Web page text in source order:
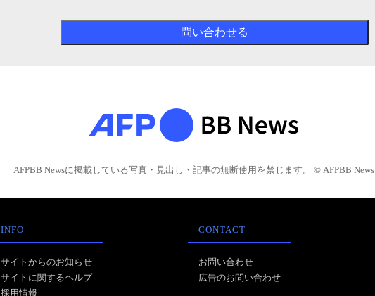
AFPBB Newsに掲載している写真・見出し・記事の無断使用を禁じます。 © AFPBB News
INFO
サイトからのお知らせ
サイトに関するヘルプ
採用情報
CONTACT
お問い合わせ
広告のお問い合わせ